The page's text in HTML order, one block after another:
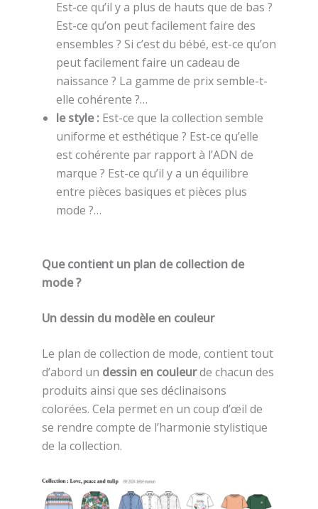
Est-ce qu’il y a plus de hauts que de bas ?
Est-ce qu’on peut facilement faire des
ensembles ? Si c’est du bébé, est-ce qu’on
peut facilement faire un cadeau de
naissance ? La gamme de prix semble-t-
elle cohérente ?…
le style : Est-ce que la collection semble
uniforme et esthétique ? Est-ce qu’elle
est cohérente par rapport à l’ADN de
marque ? Est-ce qu’il y a un équilibre
entre pièces basiques et pièces plus
mode ?…
Que contient un plan de collection de
mode ?
Un dessin du modèle en couleur
Le plan de collection de mode, contient tout
d’abord un dessin en couleurde chacun des
produits ainsi que ses déclinaisons
colorées. Cela permet en un coup d’œil de
se rendre compte de l’harmonie stylistique
de la collection.